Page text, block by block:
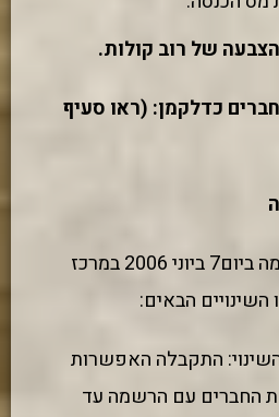
של רוב קולות.
כדלקמן: (ראו סעיף
באסיפה כללית שהתקיימה ביום7 ביוני 2006 במרכז
הבאים:
לסעיף 5 ד'. השינוי: התקבלה האפשרות
החברים עם הרשמה עד